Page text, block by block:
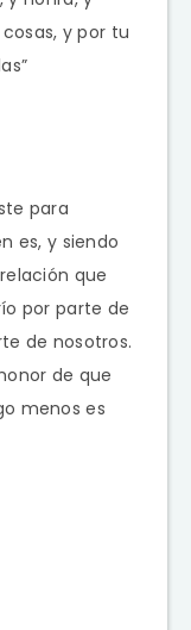
y por tu
para
es, y siendo
que
por parte de
de nosotros.
de que
menos es